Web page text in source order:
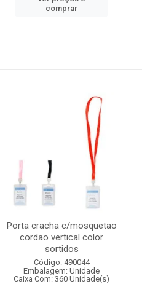
comprar
Porta cracha c/mosquetao
cordao vertical color
sortidos
Código: 490044
Embalagem: Unidade
Caixa Com: 360 Unidade(s)